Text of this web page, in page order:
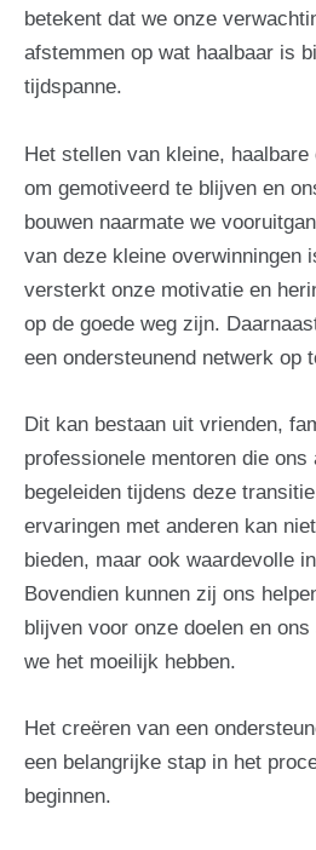
betekent dat we onze
afstemmen op wat haalbaar is
tijdspanne.
Het stellen van kleine,
om gemotiveerd te blijven en
bouwen naarmate we
van deze kleine overwinningen
versterkt onze motivatie en
op de goede weg zijn.
een ondersteunend netwerk op
Dit kan bestaan uit vrienden,
professionele mentoren die ons
begeleiden tijdens deze
ervaringen met anderen kan
bieden, maar ook waardevolle
Bovendien kunnen zij ons
blijven voor onze doelen en
we het moeilijk hebben.
Het creëren van een
een belangrijke stap in het
beginnen.